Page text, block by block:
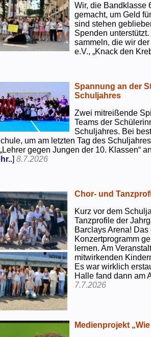
Wir, die Bandklasse
gemacht, um Geld
sind stehen
Spenden
sammeln, die wir
e.V., „Knack den
Spannung an der
Schuljahres
Zwei mitreißende
Teams der
Schuljahres. Bei
um am letzten Tag des
gegen Jungen der 10. Klassen“
]8.7.2026
Chor- und
Kurz vor dem
Tanzprofile der
Barclays Arena!
Konzertprogramm
lernen. Am
mitwirkenden
Es war wirklich
Halle fand dann am
7.7.2026
Medienprojekt